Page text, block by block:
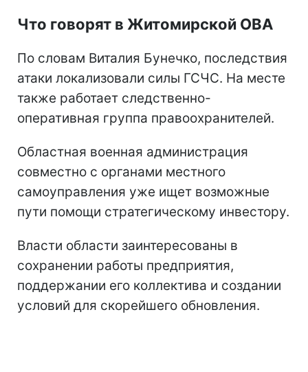
Что говорят в Житомирской ОВА
По словам Виталия Бунечко, последствия
атаки локализовали силы ГСЧС. На месте
также работает следственно-
оперативная группа правоохранителей.
Областная военная администрация
совместно с органами местного
самоуправления уже ищет возможные
пути помощи стратегическому инвестору.
Власти области заинтересованы в
сохранении работы предприятия,
поддержании его коллектива и создании
условий для скорейшего обновления.